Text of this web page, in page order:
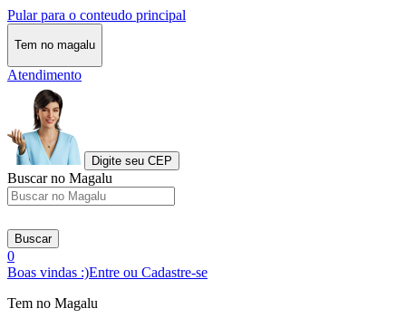
Pular para o conteudo principal
Tem no magalu
Atendimento
Digite seu CEP
Buscar no Magalu
Buscar
0
Boas vindas :)Entre ou Cadastre-se
Tem no Magalu